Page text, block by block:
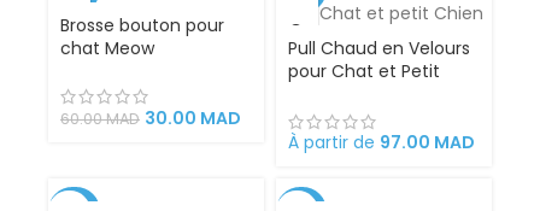
VENDU
Brosse bouton pour
chat Meow
60.00MAD 30.00 MAD
Pull Chaud en Velours
pour Chat et Petit
Confortable et Isolant
pour l’Hiver et
À partir de 97.00 MAD